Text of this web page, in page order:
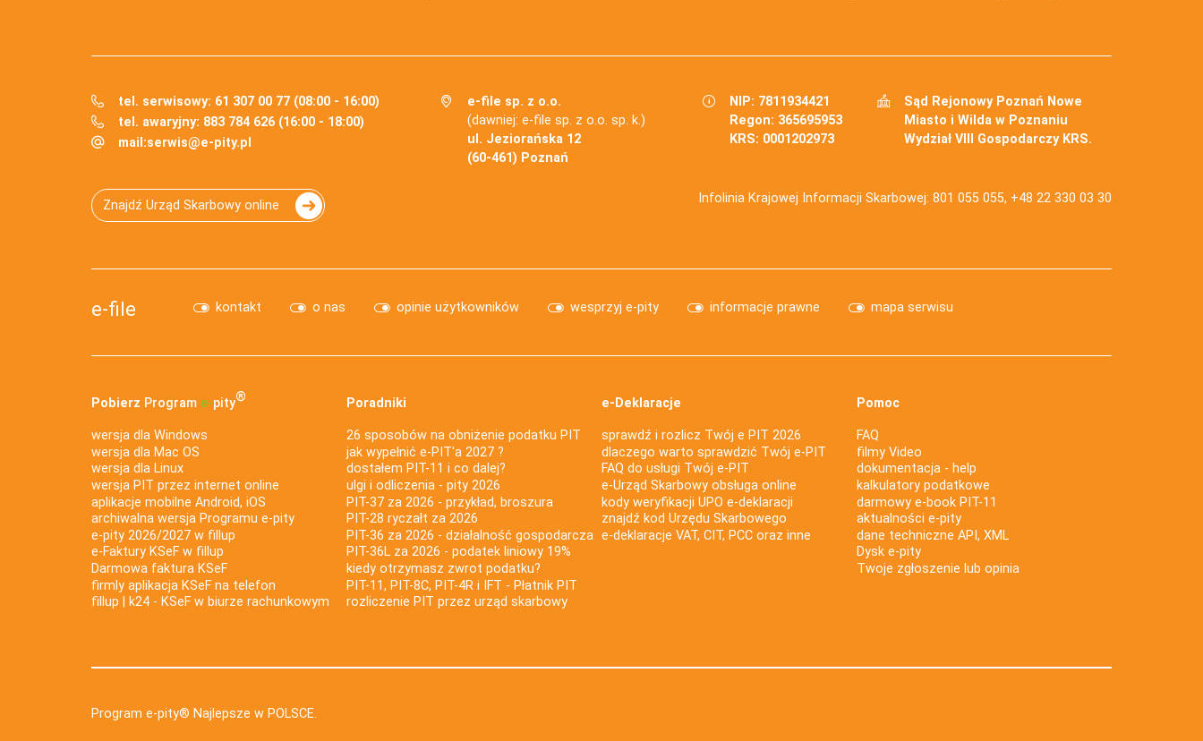
tel. serwisowy: 61 307 00 77 (08:00 - 16:00)
tel. awaryjny: 883 784 626 (16:00 - 18:00)
mail:serwis@e-pity.pl
e-file sp. z o.o.
(dawniej: e-file sp. z o.o. sp. k.)
ul. Jeziorańska 12
(60-461) Poznań
NIP: 7811934421
Regon: 365695953
KRS: 0001202973
Sąd Rejonowy Poznań Nowe
Miasto i Wilda w Poznaniu
Wydział VIII Gospodarczy KRS.
Znajdź Urząd Skarbowy online Infolinia Krajowej Informacji Skarbowej: 801 055 055, +48 22 330 03 30
e-file kontakt o nas opinie użytkowników wesprzyj e-pity informacje prawne mapa serwisu
Pobierz Program e‑pity®
wersja dla Windows
wersja dla Mac OS
wersja dla Linux
wersja PIT przez internet online
aplikacje mobilne Android, iOS
archiwalna wersja Programu e-pity
e-pity 2026/2027 w fillup
e‑Faktury KSeF w fillup
Darmowa faktura KSeF
firmly aplikacja KSeF na telefon
fillup | k24 - KSeF w biurze rachunkowym
Poradniki
26 sposobów na obniżenie podatku PIT
jak wypełnić e-PIT'a 2027 ?
dostałem PIT-11 i co dalej?
ulgi i odliczenia - pity 2026
PIT-37 za 2026 - przykład, broszura
PIT-28 ryczałt za 2026
PIT-36 za 2026 - działalność gospodarcza
PIT-36L za 2026 - podatek liniowy 19%
kiedy otrzymasz zwrot podatku?
PIT-11, PIT-8C, PIT-4R i IFT - Płatnik PIT
rozliczenie PIT przez urząd skarbowy
e-Deklaracje
sprawdź i rozlicz Twój e PIT 2026
dlaczego warto sprawdzić Twój e-PIT
FAQ do usługi Twój e-PIT
e-Urząd Skarbowy obsługa online
kody weryfikacji UPO e-deklaracji
znajdź kod Urzędu Skarbowego
e-deklaracje VAT, CIT, PCC oraz inne
Pomoc
FAQ
filmy Video
dokumentacja - help
kalkulatory podatkowe
darmowy e-book PIT-11
aktualności e-pity
dane techniczne API, XML
Dysk e-pity
Twoje zgłoszenie lub opinia
Program e-pity® Najlepsze w POLSCE.